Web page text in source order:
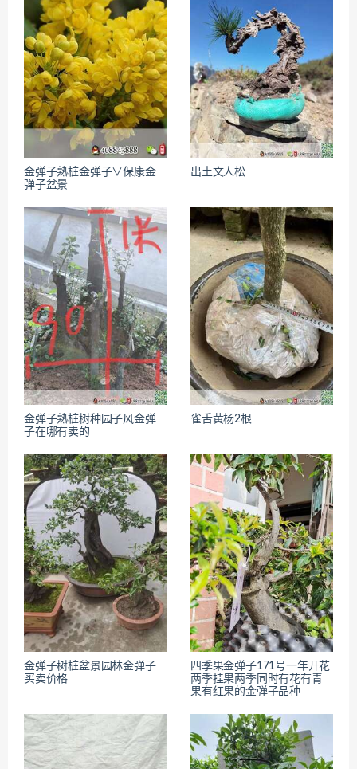
金弹子熟桩金弹子∨保康金
弹子盆景
出土文人松
金弹子熟桩树种园子风金弹
子在哪有卖的
雀舌黄杨2根
金弹子树桩盆景园林金弹子
买卖价格
四季果金弹子171号一年开花
两季挂果两季同时有花有青
果有红果的金弹子品种